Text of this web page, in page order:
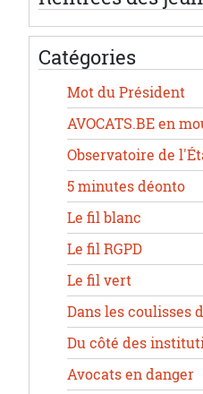
Catégories
Mot du Président
AVOCATS.BE en
Observatoire de
5 minutes déonto
Le fil blanc
Le fil RGPD
Le fil vert
Dans les coulisses
Du côté des
Avocats en danger